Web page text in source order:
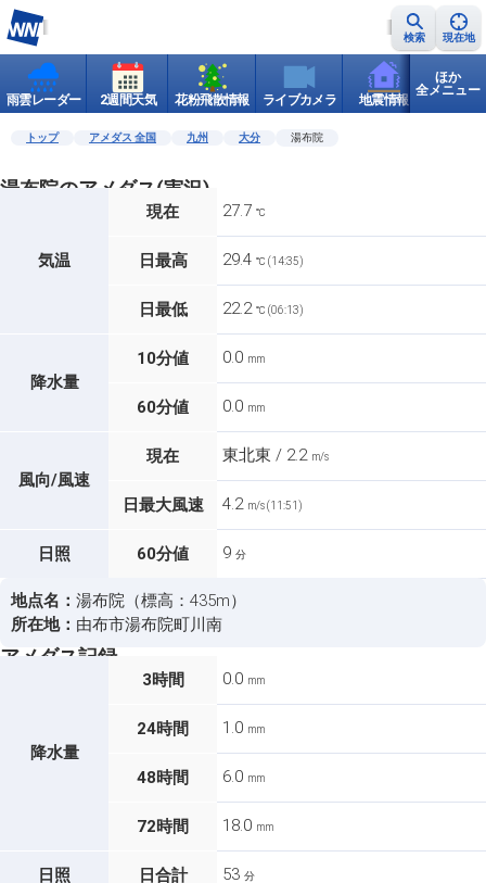
検索 現在地
雨雲レーダー 2週間天気 花粉飛散情報 ライブカメラ 地震情報 世界天
ほか
全メニュー
トップ アメダス 全国 九州 大分 湯布院
湯布院のアメダス(実況)
気温
現在 27.7 ℃
日最高 29.4 ℃ (14:35)
日最低 22.2 ℃ (06:13)
降水量
10分値 0.0 mm
60分値 0.0 mm
風向/風速
現在 東北東 / 2.2 m/s
日最大風速 4.2 m/s (11:51)
日照 60分値 9 分
地点名： 湯布院（標高：435m）
所在地： 由布市湯布院町川南
アメダス記録
降水量
3時間 0.0 mm
24時間 1.0 mm
48時間 6.0 mm
72時間 18.0 mm
日照 日合計 53 分